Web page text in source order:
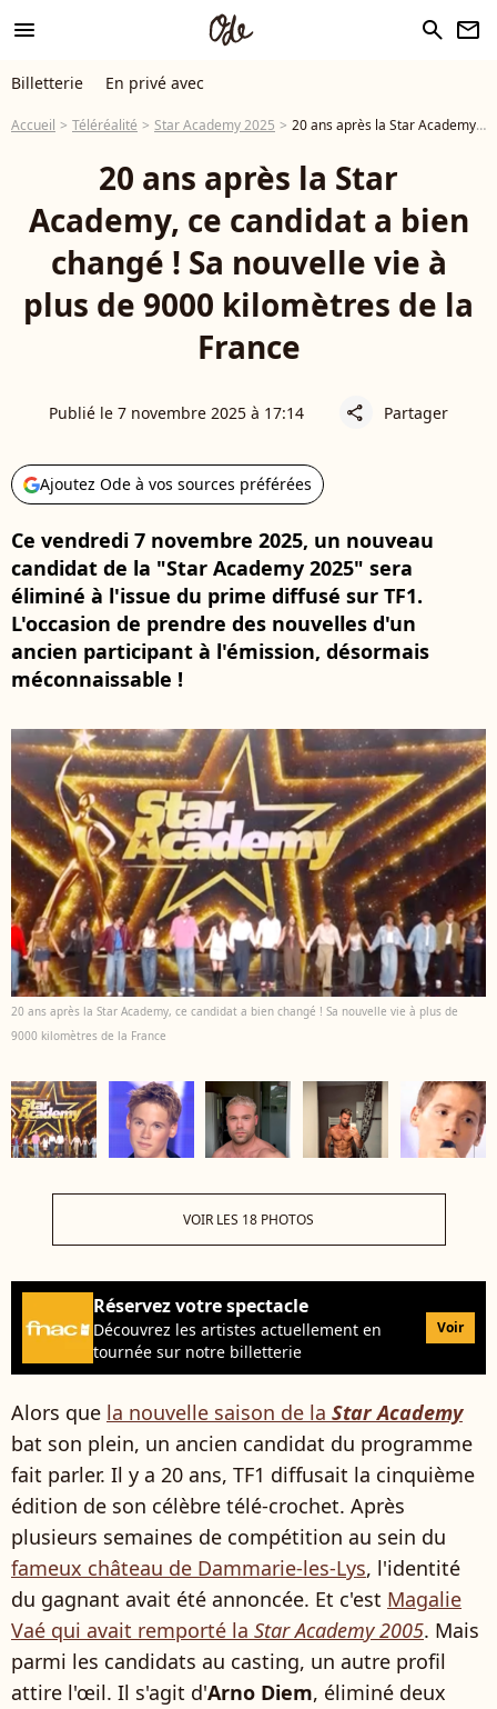
menu search newsletter
Billetterie En privé avec
Accueil Téléréalité Star Academy 2025 20 ans après la Star Academy, ce candidat a bien changé ! Sa nouvelle vie à plus de 9000 kilomètres de la France
20 ans après la Star
Academy, ce candidat a bien
changé ! Sa nouvelle vie à
plus de 9000 kilomètres de la
France
Publié le 7 novembre 2025 à 17:14 share Partager
Ajoutez Ode à vos sources préférées
Ce vendredi 7 novembre 2025, un nouveau
candidat de la "Star Academy 2025" sera
éliminé à l'issue du prime diffusé sur TF1.
L'occasion de prendre des nouvelles d'un
ancien participant à l'émission, désormais
méconnaissable !
20 ans après la Star Academy, ce candidat a bien changé ! Sa nouvelle vie à plus de
9000 kilomètres de la France
VOIR LES 18 PHOTOS
Réservez votre spectacle
Découvrez les artistes actuellement en
tournée sur notre billetterie
Voir
Alors que la nouvelle saison de la Star Academy
bat son plein, un ancien candidat du programme
fait parler. Il y a 20 ans, TF1 diffusait la cinquième
édition de son célèbre télé-crochet. Après
plusieurs semaines de compétition au sein du
fameux château de Dammarie-les-Lys, l'identité
du gagnant avait été annoncée. Et c'est Magalie
Vaé qui avait remporté la Star Academy 2005. Mais
parmi les candidats au casting, un autre profil
attire l'œil. Il s'agit d'Arno Diem, éliminé deux